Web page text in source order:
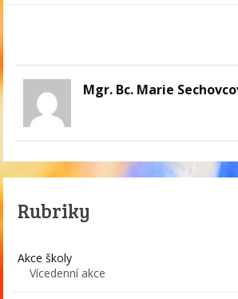
Mgr. Bc. Marie
Rubriky
Akce školy
Vícedenní akce